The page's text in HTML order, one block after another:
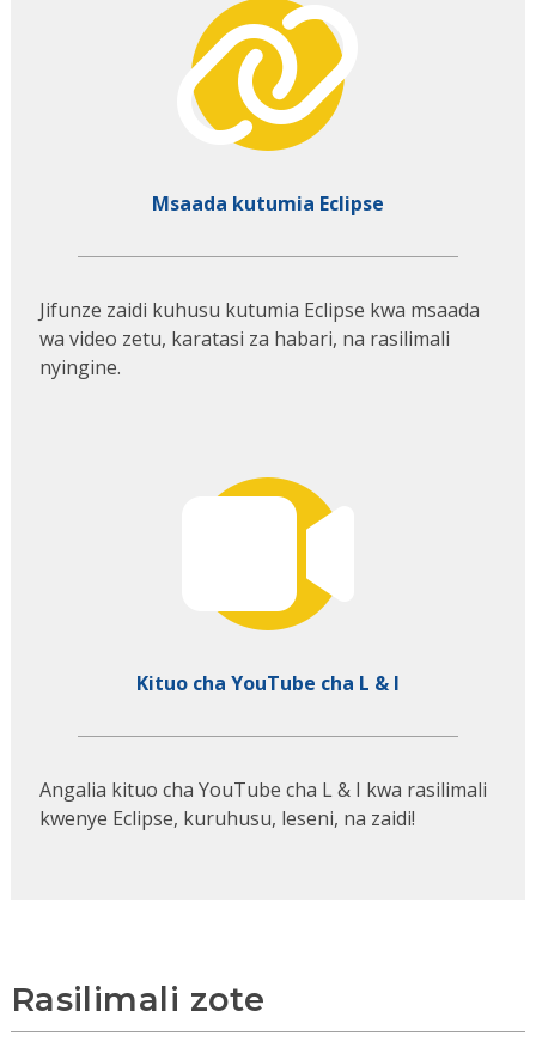
Msaada kutumia Eclipse
Jifunze zaidi kuhusu kutumia Eclipse kwa msaada
wa video zetu, karatasi za habari, na rasilimali
nyingine.
Kituo cha YouTube cha L & I
Angalia kituo cha YouTube cha L & I kwa rasilimali
kwenye Eclipse, kuruhusu, leseni, na zaidi!
Rasilimali zote